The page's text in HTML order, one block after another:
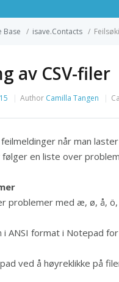
Base / isave.Contacts /
av CSV-filer
Author Camilla Tangen
når man
en liste over
problemer med æ, ø, å,
i ANSI format i Notepad
ved å høyreklikke på